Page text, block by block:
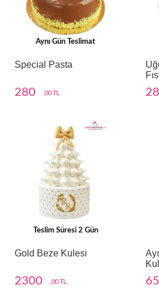
Aynı Gün Teslimat
Special Pasta
280 ,00 TL
Teslim Süresi 2 Gün
Gold Beze Kulesi
2300 ,00 TL